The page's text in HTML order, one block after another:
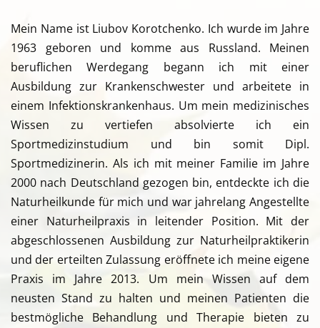
Mein Name ist Liubov Korotchenko. Ich wurde im Jahre
1963 geboren und komme aus Russland. Meinen
beruflichen Werdegang begann ich mit einer
Ausbildung zur Krankenschwester und arbeitete in
einem Infektionskrankenhaus. Um mein medizinisches
Wissen zu vertiefen absolvierte ich ein
Sportmedizinstudium und bin somit Dipl.
Sportmedizinerin. Als ich mit meiner Familie im Jahre
2000 nach Deutschland gezogen bin, entdeckte ich die
Naturheilkunde für mich und war jahrelang Angestellte
einer Naturheilpraxis in leitender Position. Mit der
abgeschlossenen Ausbildung zur Naturheilpraktikerin
und der erteilten Zulassung eröffnete ich meine eigene
Praxis im Jahre 2013. Um mein Wissen auf dem
neusten Stand zu halten und meinen Patienten die
bestmögliche Behandlung und Therapie bieten zu